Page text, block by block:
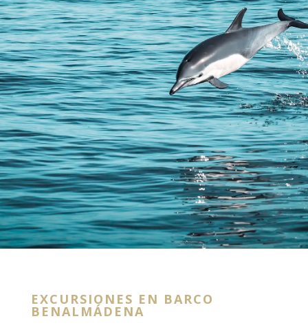
EXCURSIONES EN BARCO
BENALMÁDENA